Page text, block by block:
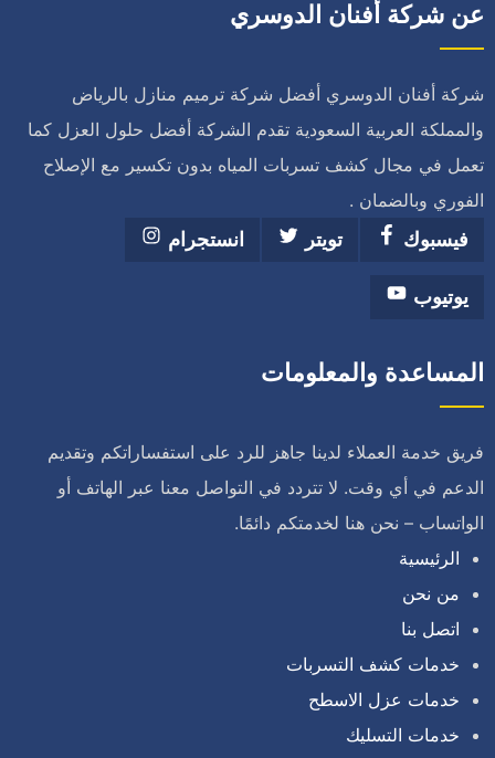
عن شركة أفنان الدوسري
شركة أفنان الدوسري أفضل شركة ترميم منازل بالرياض
والمملكة العربية السعودية تقدم الشركة أفضل حلول العزل كما
تعمل في مجال كشف تسربات المياه بدون تكسير مع الإصلاح
الفوري وبالضمان .
فيسبوك
تويتر انستجرام
يوتيوب
المساعدة والمعلومات
فريق خدمة العملاء لدينا جاهز للرد على استفساراتكم وتقديم
الدعم في أي وقت. لا تتردد في التواصل معنا عبر الهاتف أو
الواتساب – نحن هنا لخدمتكم دائمًا.
الرئيسية
من نحن
اتصل بنا
خدمات كشف التسربات
خدمات عزل الاسطح
خدمات التسليك